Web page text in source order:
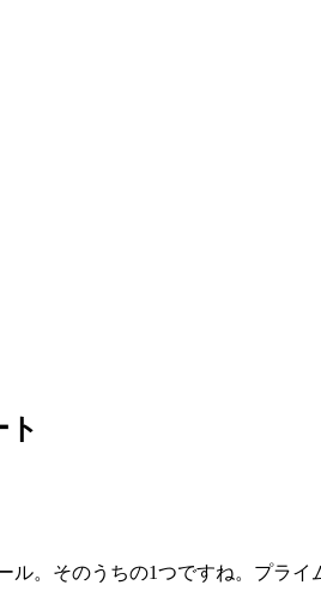
。そのうちの1つですね。プラ